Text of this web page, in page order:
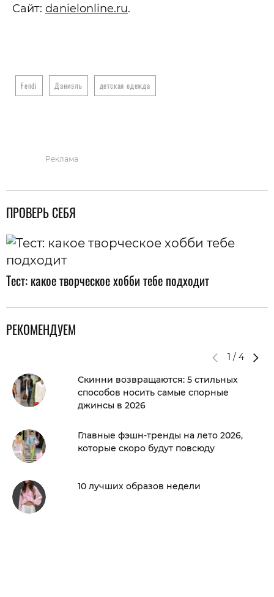
Сайт: danielonline.ru.
Fendi Даниэль детская одежда
Реклама
ПРОВЕРЬ СЕБЯ
Тест: какое творческое хобби тебе подходит
РЕКОМЕНДУЕМ
1 / 4
Скинни возвращаются: 5 стильных
способов носить самые спорные
джинсы в 2026
Главные фэшн-тренды на лето 2026,
которые скоро будут повсюду
10 лучших образов недели